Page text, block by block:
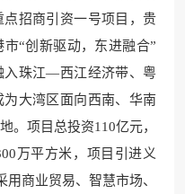
招商引资一号项目，贵
“创新驱动，东进融合”
入珠江—西江经济带、粤
大湾区面向西南、华南
。项目总投资110亿元，
万平方米，项目引进义
商业贸易、智慧市场、